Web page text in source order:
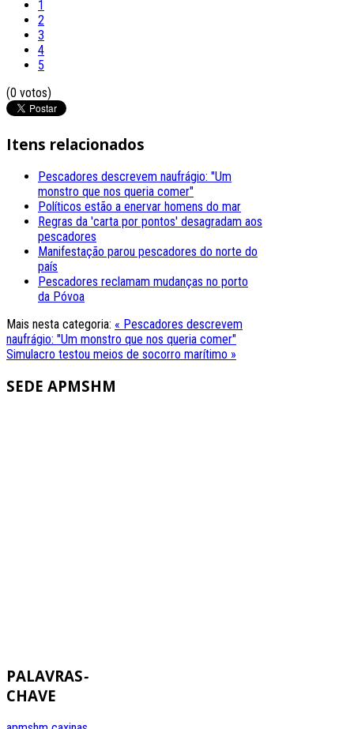
1
2
3
4
5
(0 votos)
Itens relacionados
Pescadores descrevem naufrágio: "Um
monstro que nos queria comer"
Políticos estão a enervar homens do mar
Regras da 'carta por pontos' desagradam aos
pescadores
Manifestação parou pescadores do norte do
país
Pescadores reclamam mudanças no porto
da Póvoa
Mais nesta categoria: « Pescadores descrevem
naufrágio: "Um monstro que nos queria comer"
Simulacro testou meios de socorro marítimo »
SEDE APMSHM
PALAVRAS-
CHAVE